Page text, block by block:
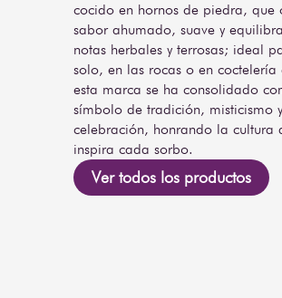
cocido en hornos de piedra, que
sabor ahumado, suave y
notas herbales y terrosas; ideal
solo, en las rocas o en coctelería
esta marca se ha consolidado
símbolo de tradición, misticismo y
celebración, honrando la cultura
inspira cada sorbo.
Ver todos los productos